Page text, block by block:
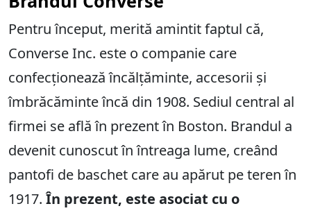
Pentru început, merită amintit faptul că,
Converse Inc. este o companie care
confecționează încălțăminte, accesorii și
îmbrăcăminte încă din 1908. Sediul central al
firmei se află în prezent în Boston. Brandul a
devenit cunoscut în întreaga lume, creând
pantofi de baschet care au apărut pe teren în
1917.În prezent, este asociat cu o